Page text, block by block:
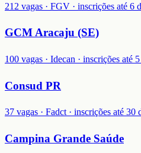
212 vagas · FGV · inscrições até 6
GCM Aracaju (SE)
100 vagas · Idecan · inscrições até
Consud PR
37 vagas · Fadct · inscrições até
Campina Grande Saúde